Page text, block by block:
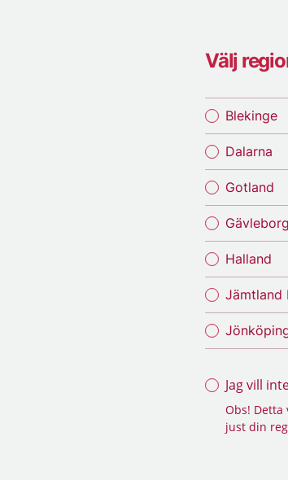
Välj
Blekinge
Dalarna
Gotland
Gävleborg
Halland
Jämtland
Jag vill
Obs!
just din